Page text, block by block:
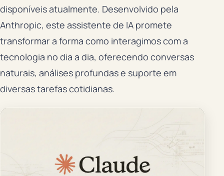
disponíveis atualmente. Desenvolvido pela
Anthropic, este assistente de IA promete
transformar a forma como interagimos com a
tecnologia no dia a dia, oferecendo conversas
naturais, análises profundas e suporte em
diversas tarefas cotidianas.